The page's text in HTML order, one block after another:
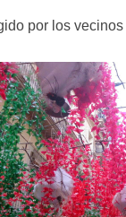
por los